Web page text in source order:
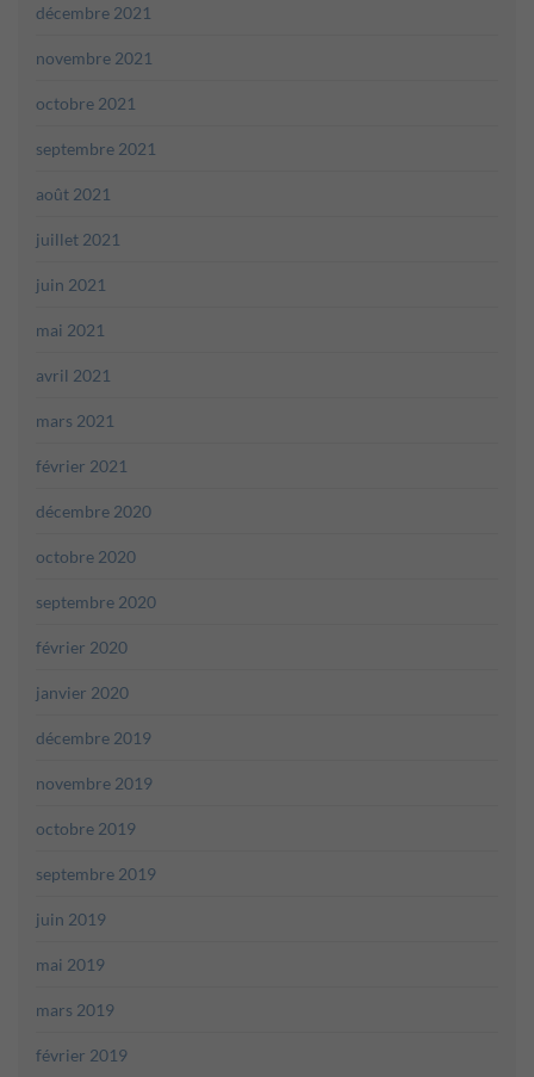
décembre 2021
novembre 2021
octobre 2021
septembre 2021
août 2021
juillet 2021
juin 2021
mai 2021
avril 2021
mars 2021
février 2021
décembre 2020
octobre 2020
septembre 2020
février 2020
janvier 2020
décembre 2019
novembre 2019
octobre 2019
septembre 2019
juin 2019
mai 2019
mars 2019
février 2019